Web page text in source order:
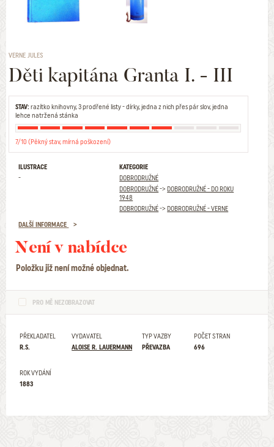
VERNE JULES
Děti kapitána Granta I. - III
STAV:razítko knihovny, 3 prodřené listy - dírky, jedna z nich přes pár slov, jedna
lehce natržená stánka
7/10 (Pěkný stav, mírná poškození)
ILUSTRACE
-
KATEGORIE
DOBRODRUŽNÉ
DOBRODRUŽNÉ->DOBRODRUŽNÉ - DO ROKU
1948
DOBRODRUŽNÉ->DOBRODRUŽNÉ - VERNE
DALŠÍ INFORMACE
Není v nabídce
Položku již není možné objednat.
PRO MĚ NEZOBRAZOVAT
PŘEKLADATEL
R.S.
VYDAVATEL
ALOISE R. LAUERMANN
TYP VAZBY
PŘEVAZBA
POČET STRAN
696
ROK VYDÁNÍ
1883